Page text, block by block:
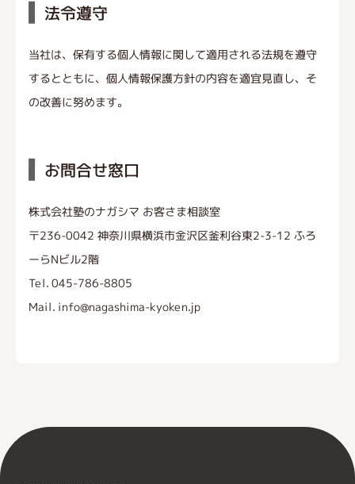
法令遵守
当社は、保有する個人情報に関して適用される法規を遵守
するとともに、個人情報保護方針の内容を適宜見直し、そ
の改善に努めます。
お問合せ窓口
株式会社塾のナガシマ お客さま相談室
〒236-0042 神奈川県横浜市金沢区釜利谷東2-3-12 ふろ
ーらNビル2階
Tel. 045-786-8805
Mail. info@nagashima-kyoken.jp